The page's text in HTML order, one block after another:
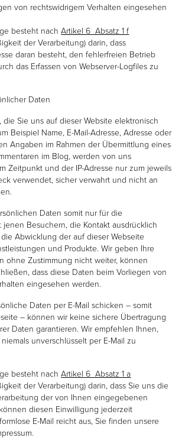
von rechtswidrigem Verhalten eingesehen
besteht nachArtikel 6 Absatz 1 f
der Verarbeitung) darin, dass
daran besteht, den fehlerfreien Betrieb
das Erfassen von Webserver-Logfiles zu
Daten
die Sie uns auf dieser Website elektronisch
Beispiel Name, E-Mail-Adresse, Adresse oder
Angaben im Rahmen der Übermittlung eines
im Blog, werden von uns
Zeitpunkt und der IP-Adresse nur zum jeweils
verwendet, sicher verwahrt und nicht an
Daten somit nur für die
jenen Besuchern, die Kontakt ausdrücklich
Abwicklung der auf dieser Webseite
und Produkte. Wir geben Ihre
ohne Zustimmung nicht weiter, können
dass diese Daten beim Vorliegen von
eingesehen werden.
Daten per E-Mail schicken – somit
– können wir keine sichere Übertragung
Daten garantieren. Wir empfehlen Ihnen,
unverschlüsselt per E-Mail zu
besteht nachArtikel 6 Absatz 1 a
der Verarbeitung) darin, dass Sie uns die
der von Ihnen eingegebenen
diesen Einwilligung jederzeit
E-Mail reicht aus, Sie finden unsere